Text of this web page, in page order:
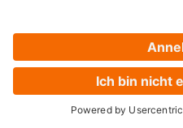
089 416126990
info@121watt.de